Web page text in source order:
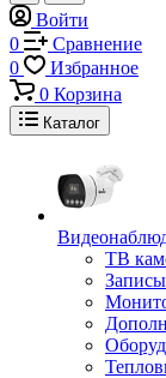
Войти
0
Сравнение
0
Избранное
0 Корзина
Каталог
ТВ